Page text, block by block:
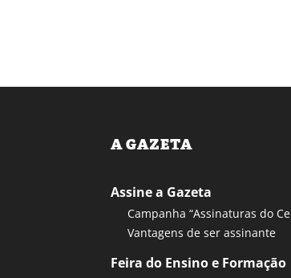
A GAZETA
Assine a Gazeta
Campanha “Assinaturas do
Vantagens de ser assinante
Feira do Ensino e Formação